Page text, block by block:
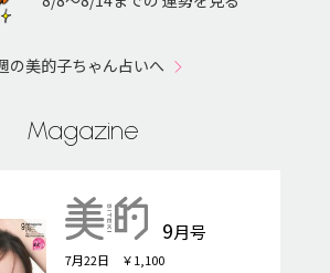
の美的子ちゃん占いへ
Magazine
9月号
7月22日 ￥1,100